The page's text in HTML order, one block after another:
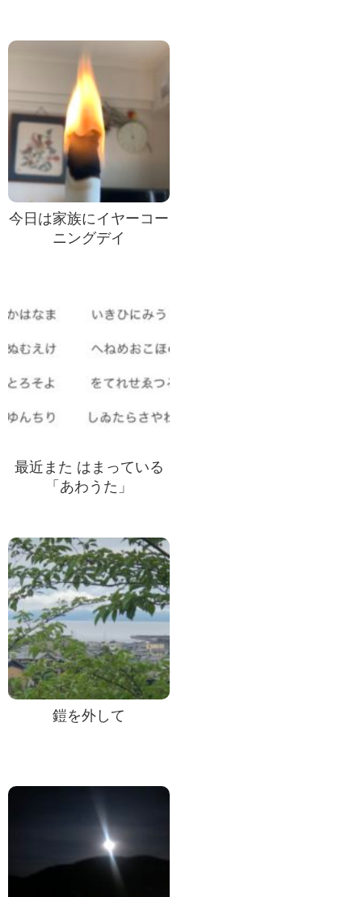
今日は家族にイヤーコー
ニングデイ
最近また はまっている
「あわうた」
鎧を外して